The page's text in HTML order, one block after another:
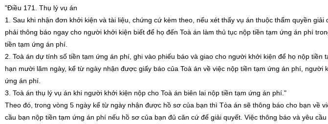
"Điều 171. Thụ lý vụ án
1. Sau khi nhận đơn khởi kiện và tài liệu, chứng cứ kèm theo, nếu xét thấy vụ án thuộc thẩm quyền giải
phải thông báo ngay cho người khởi kiện biết để họ đến Toà án làm thủ tục nộp tiền tạm ứng án phí
tiền tạm ứng án phí.
2. Toà án dự tính số tiền tạm ứng án phí, ghi vào phiếu báo và giao cho người khởi kiện để họ nộp tiền
hạn mười lăm ngày, kể từ ngày nhận được giấy báo của Toà án về việc nộp tiền tạm ứng án phí, người
ứng án phí.
3. Toà án thụ lý vụ án khi người khởi kiện nộp cho Toà án biên lai nộp tiền tạm ứng án phí."
Theo đó, trong vòng 5 ngày kể từ ngày nhận được hồ sơ của bạn thì Tòa án sẽ thông báo cho bạn về
cầu bạn nộp tiền tạm ứng án phí nếu hồ sơ của bạn đủ căn cứ để giải quyết. Việc thông báo và yêu